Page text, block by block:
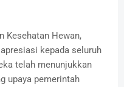
Kesehatan Hewan,
kepada seluruh
telah menunjukkan
upaya pemerintah